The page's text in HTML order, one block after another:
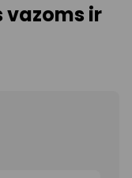
vazoms ir